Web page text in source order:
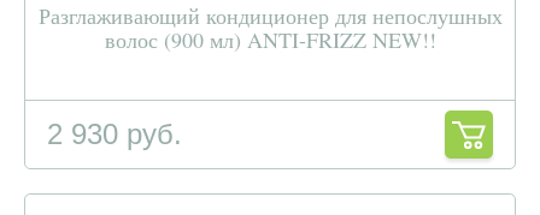
Разглаживающий кондиционер для непослушных
волос (900 мл) ANTI-FRIZZ NEW!!
2 930 руб.